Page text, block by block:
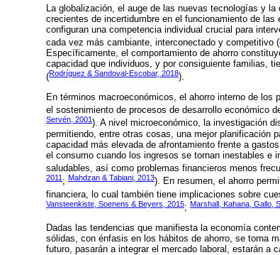
La globalización, el auge de las nuevas tecnologías y
crecientes de incertidumbre en el funcionamiento de
configuran una competencia individual crucial para
cada vez más cambiante, interconectado y competitivo (
Específicamente, el comportamiento de ahorro
capacidad que individuos, y por consiguiente familias,
(Rodríguez & Sandoval-Escobar, 2018).
En términos macroeconómicos, el ahorro interno de
el sostenimiento de procesos de desarrollo económico
Servén, 2001). A nivel microeconómico, la investigación
permitiendo, entre otras cosas, una mejor planificación
capacidad más elevada de afrontamiento frente a
el consumo cuando los ingresos se tornan inestables e
saludables, así como problemas financieros menos
2011 ; Mahdzan & Tabiani, 2013). En resumen, el ahorro
financiera, lo cual también tiene implicaciones sobre
Vansteenkiste, Soenens & Beyers, 2015; Marshall, Kahana, Gallo,
Dadas las tendencias que manifiesta la economía
sólidas, con énfasis en los hábitos de ahorro, se torna
futuro, pasarán a integrar el mercado laboral, estarán a